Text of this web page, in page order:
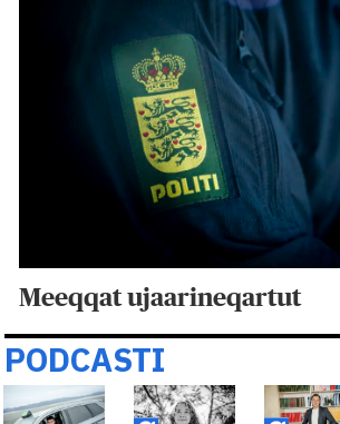
Meeqqat ujaarineqartut
PODCASTI